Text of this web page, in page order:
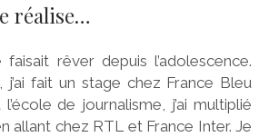
réalise…
rêver depuis l’adolescence.
j’ai fait un stage chez France Bleu
de journalisme, j’ai multiplié
allant chez RTL et France Inter. Je